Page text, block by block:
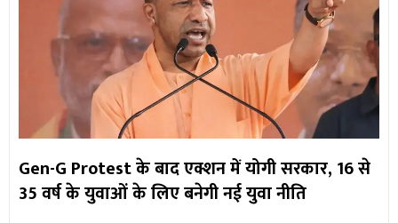
Gen-G Protest के बाद एक्शन में योगी सरकार, 16 से
35 वर्ष के युवाओं के लिए बनेगी नई युवा नीति